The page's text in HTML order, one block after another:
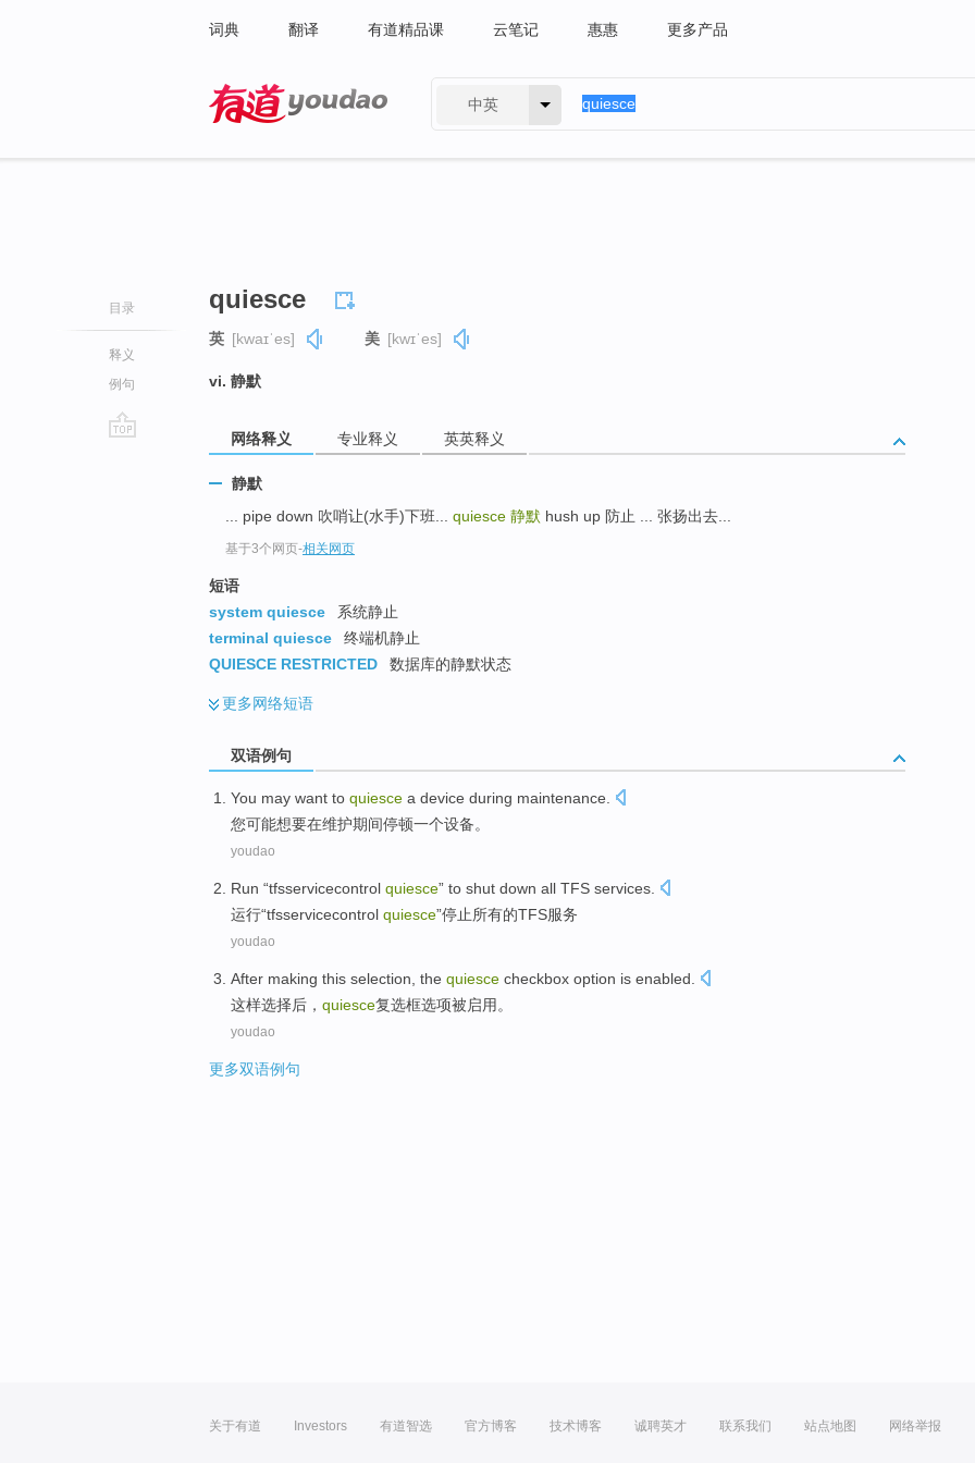
词典 翻译 有道精品课 云笔记 惠惠 更多产品
中英
目录
释义
例句
quiesce
英 [kwaɪˈes] 美 [kwɪˈes]
vi. 静默
网络释义 专业释义 英英释义
静默
... pipe down 吹哨让(水手)下班... quiesce 静默 hush up 防止 ... 张扬出去...
基于3个网页-相关网页
短语
system quiesce
系统静止
terminal quiesce
终端机静止
QUIESCE RESTRICTED
数据库的静默状态
更多网络短语
双语例句
You may want to quiesce a device during maintenance.
您可能想要在维护期间停顿一个设备。
youdao
Run “tfsservicecontrol quiesce” to shut down all TFS services
运行“tfsservicecontrol quiesce”停止所有的TFS服务
youdao
After making this selection the quiesce checkbox option is enabled
这样选择后 ， quiesce复选框选项被启用 。
youdao
更多双语例句
关于有道 Investors 有道智选 官方博客 技术博客 诚聘英才 联系我们 站点地图 网络举报